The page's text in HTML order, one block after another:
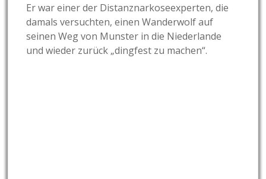
Er war einer der Distanznarkoseexperten, die
damals versuchten, einen Wanderwolf auf
seinen Weg von Munster in die Niederlande
und wieder zurück „dingfest zu machen“.